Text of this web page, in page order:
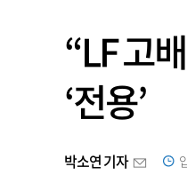
“LF 고
‘전용’
박소연 기자